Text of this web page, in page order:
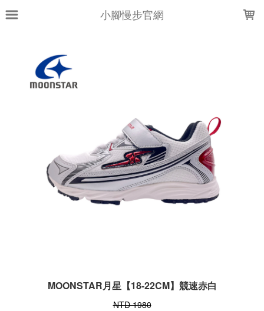
小腳慢步官網
MOONSTAR月星【18-22CM】競速赤白
NTD 1980